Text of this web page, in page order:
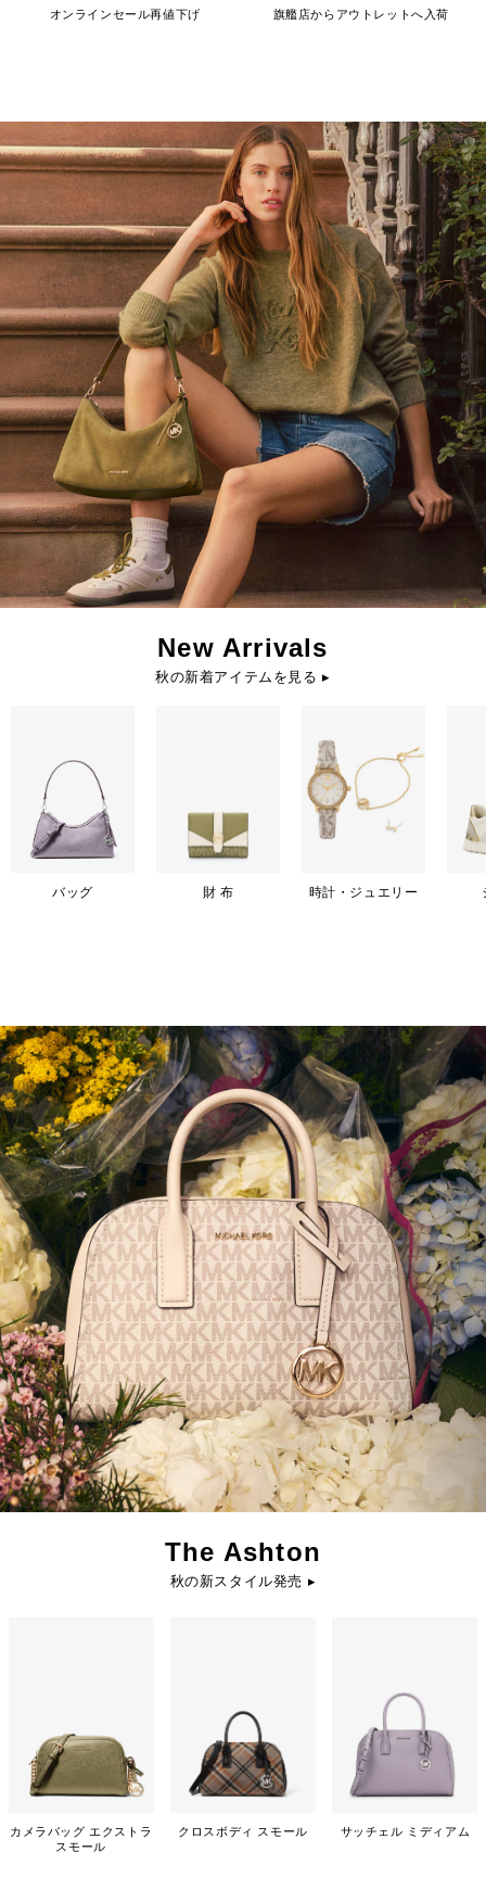
オンラインセール再値下げ 旗艦店からアウトレットへ入荷
New Arrivals
秋の新着アイテムを見る ▸
バッグ 財 布 時計・ジュエリー
The Ashton
秋の新スタイル発売 ▸
カメラバッグ エクストラ
スモール
クロスボディ スモール サッチェル ミディアム